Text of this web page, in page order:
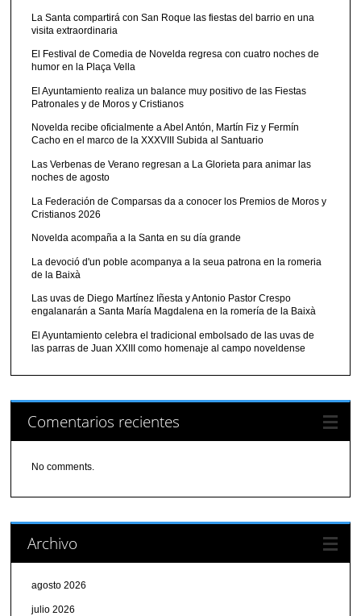
La Santa compartirá con San Roque las fiestas del barrio en una
visita extraordinaria
El Festival de Comedia de Novelda regresa con cuatro noches de
humor en la Plaça Vella
El Ayuntamiento realiza un balance muy positivo de las Fiestas
Patronales y de Moros y Cristianos
Novelda recibe oficialmente a Abel Antón, Martín Fiz y Fermín
Cacho en el marco de la XXXVIII Subida al Santuario
Las Verbenas de Verano regresan a La Glorieta para animar las
noches de agosto
La Federación de Comparsas da a conocer los Premios de Moros y
Cristianos 2026
Novelda acompaña a la Santa en su día grande
La devoció d'un poble acompanya a la seua patrona en la romeria
de la Baixà
Las uvas de Diego Martínez Iñesta y Antonio Pastor Crespo
engalanarán a Santa María Magdalena en la romería de la Baixà
El Ayuntamiento celebra el tradicional embolsado de las uvas de
las parras de Juan XXIII como homenaje al campo noveldense
Comentarios recientes
No comments.
Archivo
agosto 2026
julio 2026